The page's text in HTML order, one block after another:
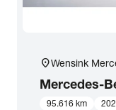
location_onWensink
Mercedes-
95.616 km